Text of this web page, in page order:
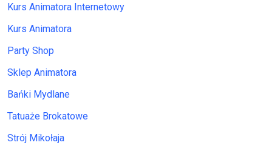
Kurs Animatora Internetowy
Kurs Animatora
Party Shop
Sklep Animatora
Bańki Mydlane
Tatuaże Brokatowe
Strój Mikołaja